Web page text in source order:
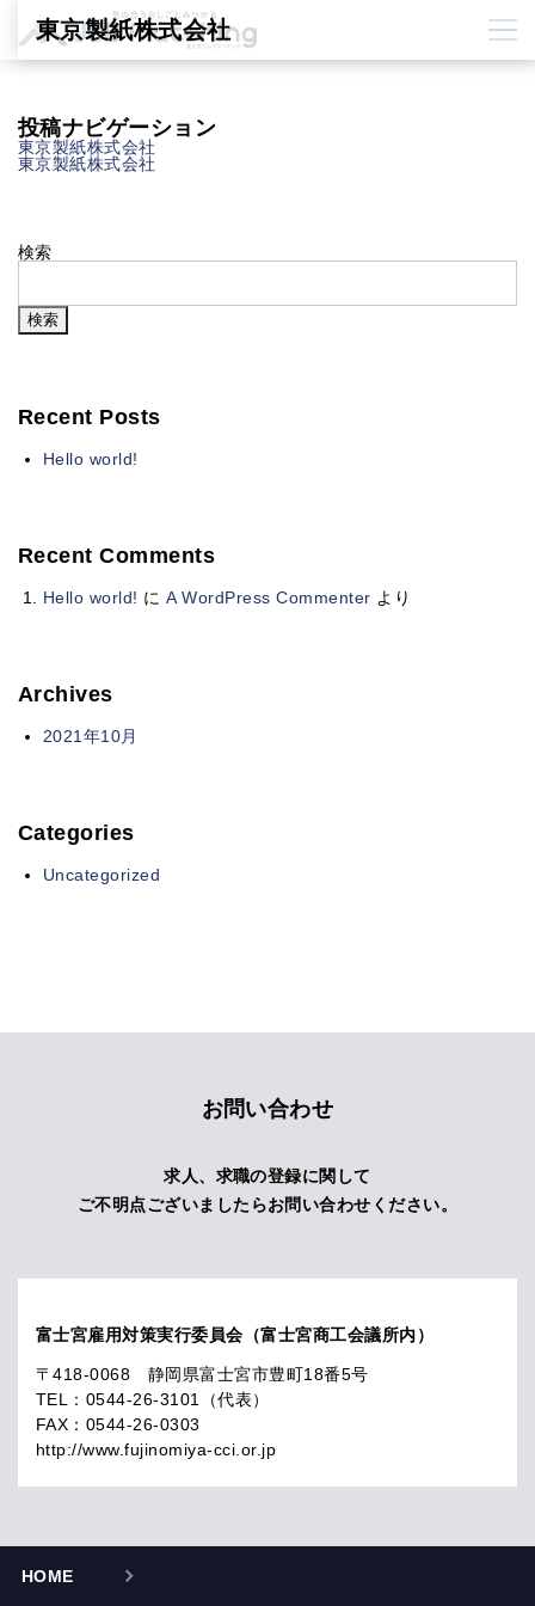
東京製紙株式会社
投稿ナビゲーション
東京製紙株式会社
東京製紙株式会社
検索
検索
Recent Posts
Hello world!
Recent Comments
Hello world! にA WordPress Commenter より
Archives
2021年10月
Categories
Uncategorized
お問い合わせ
求人、求職の登録に関して
ご不明点ございましたらお問い合わせください。
富士宮雇用対策実行委員会（富士宮商工会議所内）
〒418-0068 静岡県富士宮市豊町18番5号
TEL：0544-26-3101（代表）
FAX：0544-26-0303
http://www.fujinomiya-cci.or.jp
HOME